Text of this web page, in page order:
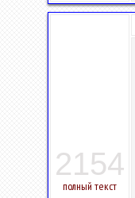
2154
полный текст